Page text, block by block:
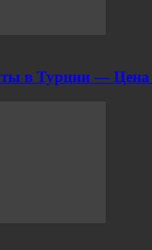
в Турции — Цена